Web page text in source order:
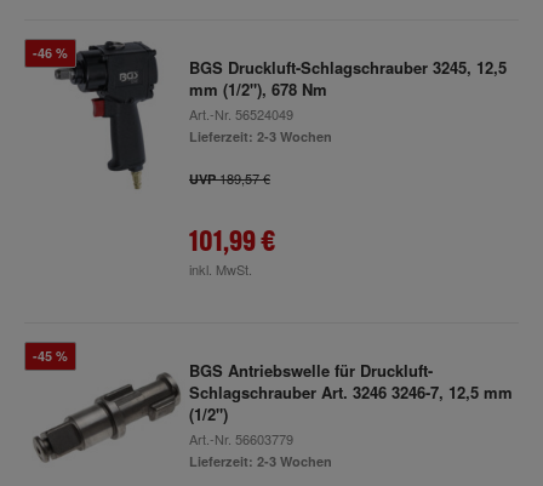
-46 %
BGS Druckluft-Schlagschrauber 3245, 12,5
mm (1/2"), 678 Nm
Art.-Nr. 56524049
Lieferzeit: 2-3 Wochen
UVP189,57 €
101,99 €
inkl. MwSt.
-45 %
BGS Antriebswelle für Druckluft-
Schlagschrauber Art. 3246 3246-7, 12,5 mm
(1/2")
Art.-Nr. 56603779
Lieferzeit: 2-3 Wochen